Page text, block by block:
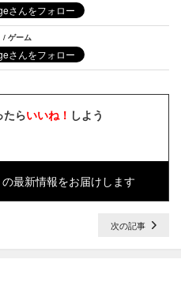
/ ゲーム
たらいいね！ しよう
最新情報をお届けします
次の記事